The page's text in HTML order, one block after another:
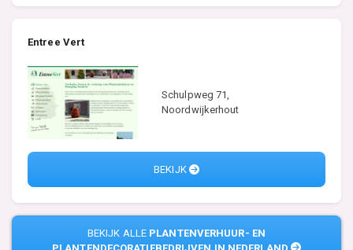
Entree Vert
Schulpweg 71,
Noordwijkerhout
BEKIJK
BEKIJK ALLE PLANTENVERHUUR- EN
PLANTENDECORATIEBEDRIJVEN IN NEDERLAND